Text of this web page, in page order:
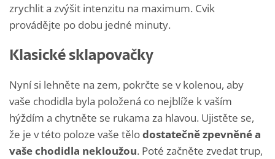
zrychlit a zvýšit intenzitu na maximum. Cvik
provádějte po dobu jedné minuty.
Klasické sklapovačky
Nyní si lehněte na zem, pokrčte se v kolenou, aby
vaše chodidla byla položená co nejblíže k vaším
hýždím a chytněte se rukama za hlavou. Ujistěte se,
že je v této poloze vaše tělodostatečně zpevněné a
vaše chodidla nekloužou. Poté začněte zvedat trup,